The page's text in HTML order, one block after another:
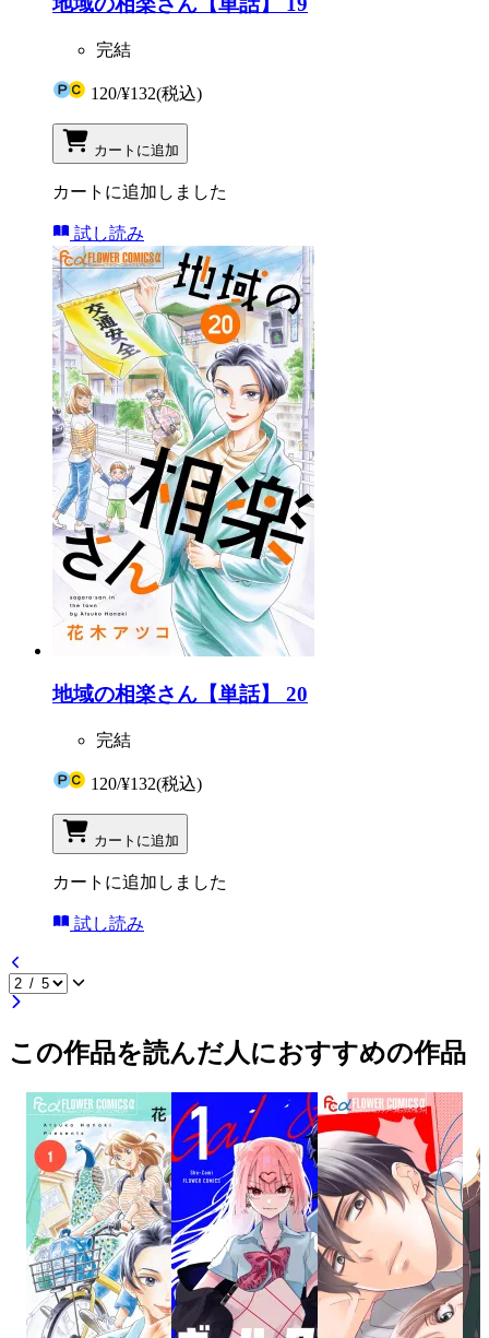
完結
120/¥132(税込)
カートに追加
カートに追加しました
試し読み
地域の相楽さん【単話】 20
完結
120/¥132(税込)
カートに追加
カートに追加しました
試し読み
この作品を読んだ人におすすめの作品